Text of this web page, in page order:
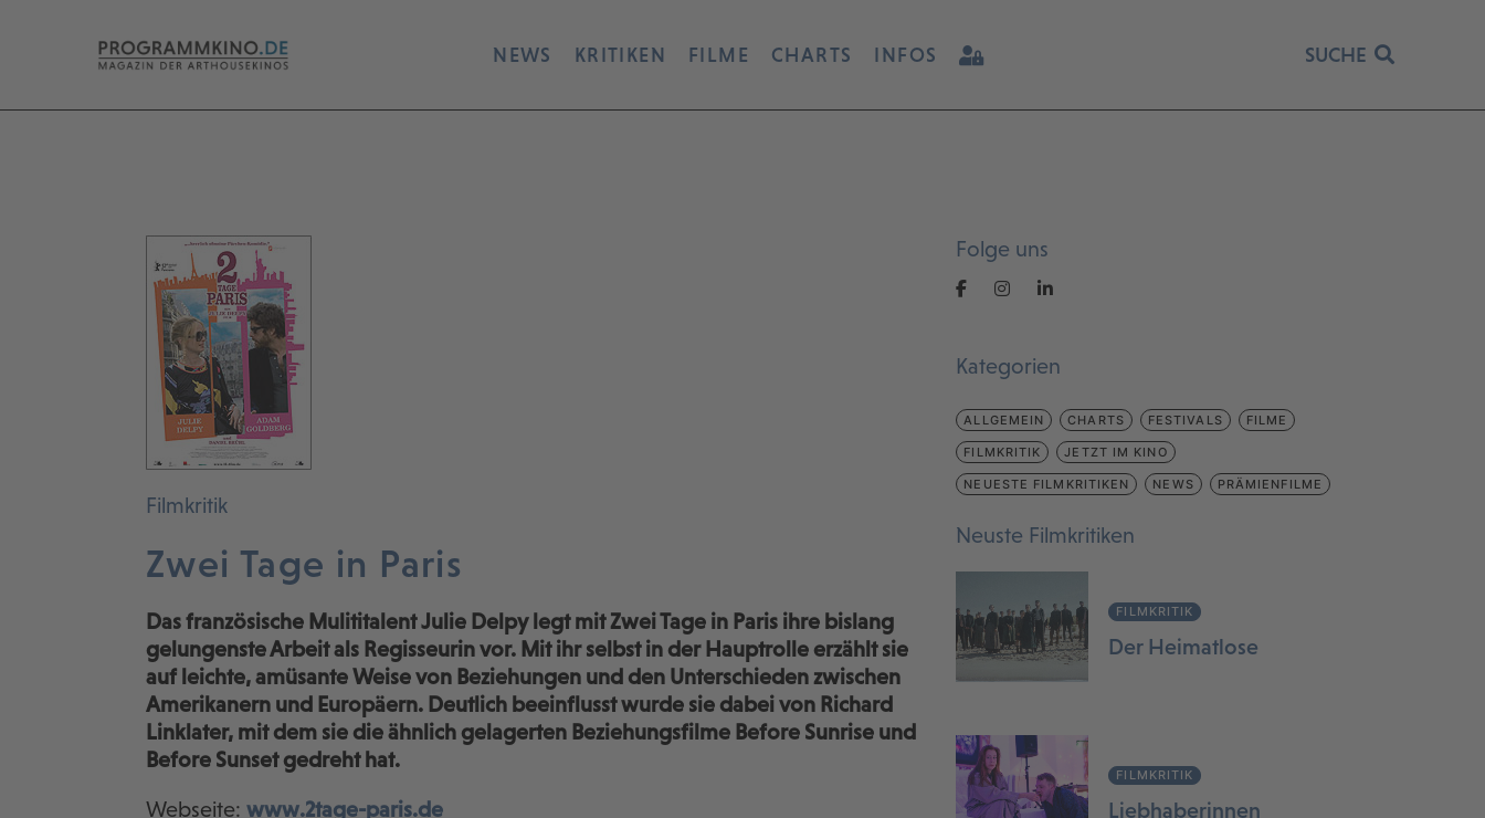
NEWS KRITIKEN FILME CHARTS INFOS SUCHE
Filmkritik
Zwei Tage in Paris
Das französische Mulititalent Julie Delpy legt mit Zwei Tage in Paris ihre bislang
gelungenste Arbeit als Regisseurin vor. Mit ihr selbst in der Hauptrolle erzählt sie
auf leichte, amüsante Weise von Beziehungen und den Unterschieden zwischen
Amerikanern und Europäern. Deutlich beeinflusst wurde sie dabei von Richard
Linklater, mit dem sie die ähnlich gelagerten Beziehungsfilme Before Sunrise und
Before Sunset gedreht hat.
Webseite: www.2tage-paris.de
Folge uns
Kategorien
ALLGEMEIN CHARTS FESTIVALS FILME
FILMKRITIK JETZT IM KINO
NEUESTE FILMKRITIKEN NEWS PRÄMIENFILME
Neuste Filmkritiken
FILMKRITIK
Der Heimatlose
FILMKRITIK
Liebhaberinnen